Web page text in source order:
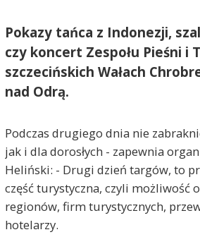
Pokazy tańca z Indonezji,
czy koncert Zespołu Pieśni i
szczecińskich Wałach
nad Odrą.
Podczas drugiego dnia nie
jak i dla dorosłych - zapewnia
Heliński: - Drugi dzień targów, to
część turystyczna, czyli możliwość
regionów, firm turystycznych,
hotelarzy.